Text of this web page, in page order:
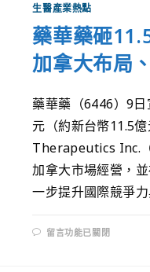
生醫產業熱點
藥華藥砸
加拿大布局
藥華藥（6446）9
元（約新台幣11.5
Therapeutics Inc.
加拿大市場經營，
一步提升國際競爭
留言功能已關閉